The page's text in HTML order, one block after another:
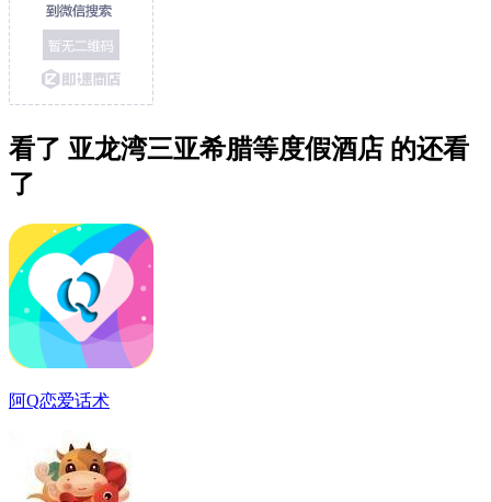
看了 亚龙湾三亚希腊等度假酒店 的还看
了
阿Q恋爱话术